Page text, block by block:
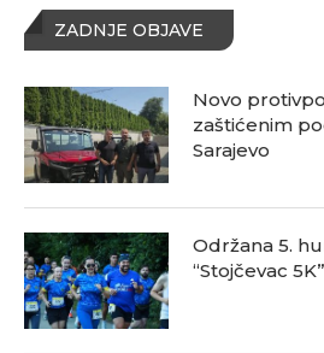
ZADNJE OBJAVE
Novo
zaštićenim
Sarajevo
Održana 5.
“Stojčevac